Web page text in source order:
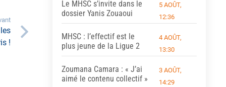
!
Le MHSC s’invite dans le
dossier Yanis Zouaoui
5 AOÛT,
12:36
MHSC : l’effectif est le
plus jeune de la Ligue 2
4 AOÛT,
13:30
Zoumana Camara : « J’ai
aimé le contenu collectif »
3 AOÛT,
14:29